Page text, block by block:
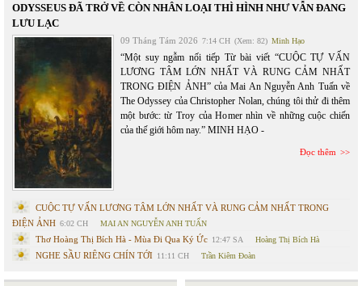
ODYSSEUS ĐÃ TRỞ VỀ CÒN NHÂN LOẠI THÌ HÌNH NHƯ VẪN ĐANG
LƯU LẠC
09 Tháng Tám 2026 7:14 CH (Xem: 82) Minh Hạo
“Một suy ngẫm nối tiếp Từ bài viết “CUỘC TỰ VẤN
LƯƠNG TÂM LỚN NHẤT VÀ RUNG CẢM NHẤT
TRONG ĐIỆN ẢNH” của Mai An Nguyễn Anh Tuấn về
The Odyssey của Christopher Nolan, chúng tôi thử đi thêm
một bước: từ Troy của Homer nhìn về những cuộc chiến
của thế giới hôm nay.” MINH HẠO -
Đọc thêm
CUỘC TỰ VẤN LƯƠNG TÂM LỚN NHẤT VÀ RUNG CẢM NHẤT TRONG
ĐIỆN ẢNH 6:02 CH MAI AN NGUYỄN ANH TUẤN
Thơ Hoàng Thị Bích Hà - Mùa Đi Qua Ký Ức 12:47 SA Hoàng Thị Bích Hà
NGHE SẦU RIÊNG CHÍN TỚI 11:11 CH Trần Kiêm Đoàn